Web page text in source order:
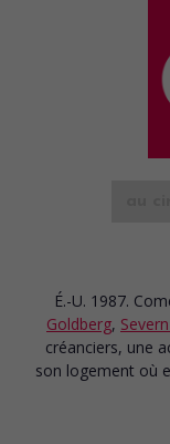
É.-U. 1987.
Goldberg,
créanciers, une
son logement où